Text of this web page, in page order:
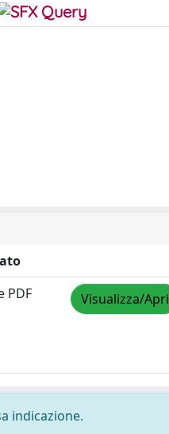
PDF Visualizza/Apri
indicazione.